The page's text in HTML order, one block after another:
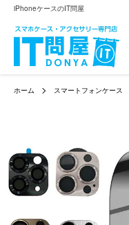
iPhoneケースのIT問屋
ホーム スマートフォンケース